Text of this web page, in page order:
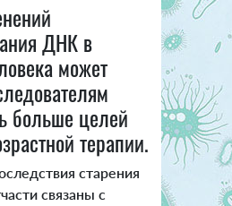
ДНК в
может
больше целей
терапии.
старения
связаны с